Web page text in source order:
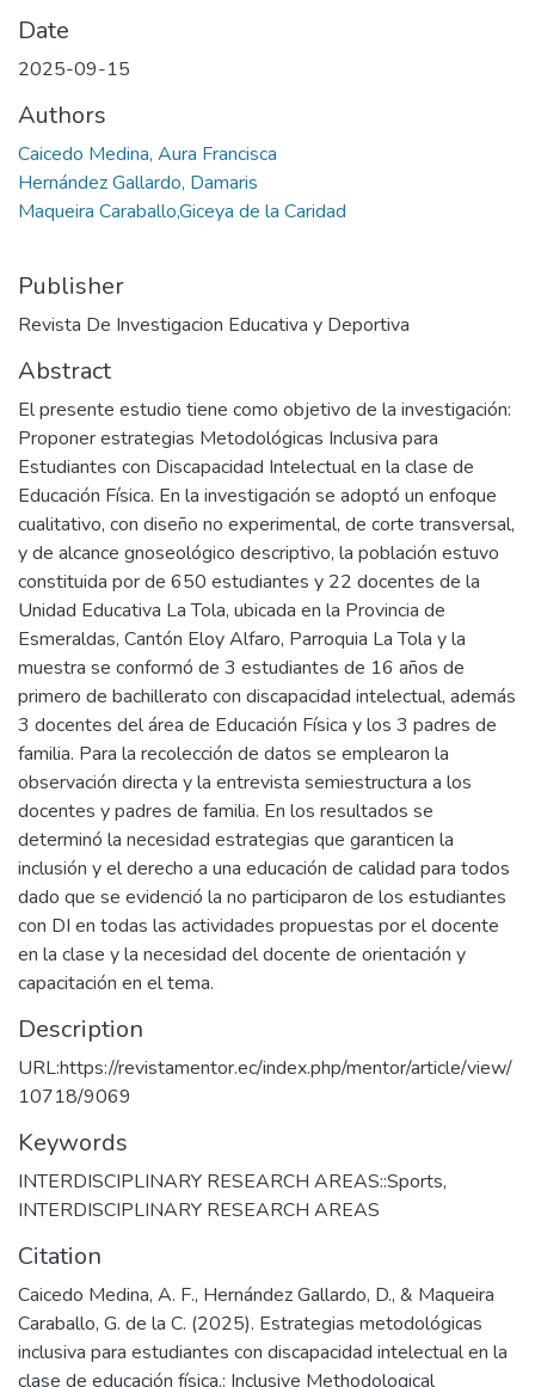
Date
2025-09-15
Authors
Caicedo Medina, Aura Francisca
Hernández Gallardo, Damaris
Maqueira Caraballo,Giceya de la Caridad
Publisher
Revista De Investigacion Educativa y Deportiva
Abstract
El presente estudio tiene como objetivo de la investigación:
Proponer estrategias Metodológicas Inclusiva para
Estudiantes con Discapacidad Intelectual en la clase de
Educación Física. En la investigación se adoptó un enfoque
cualitativo, con diseño no experimental, de corte transversal,
y de alcance gnoseológico descriptivo, la población estuvo
constituida por de 650 estudiantes y 22 docentes de la
Unidad Educativa La Tola, ubicada en la Provincia de
Esmeraldas, Cantón Eloy Alfaro, Parroquia La Tola y la
muestra se conformó de 3 estudiantes de 16 años de
primero de bachillerato con discapacidad intelectual, además
3 docentes del área de Educación Física y los 3 padres de
familia. Para la recolección de datos se emplearon la
observación directa y la entrevista semiestructura a los
docentes y padres de familia. En los resultados se
determinó la necesidad estrategias que garanticen la
inclusión y el derecho a una educación de calidad para todos
dado que se evidenció la no participaron de los estudiantes
con DI en todas las actividades propuestas por el docente
en la clase y la necesidad del docente de orientación y
capacitación en el tema.
Description
URL:https://revistamentor.ec/index.php/mentor/article/view/
10718/9069
Keywords
INTERDISCIPLINARY RESEARCH AREAS::Sports,
INTERDISCIPLINARY RESEARCH AREAS
Citation
Caicedo Medina, A. F., Hernández Gallardo, D., & Maqueira
Caraballo, G. de la C. (2025). Estrategias metodológicas
inclusiva para estudiantes con discapacidad intelectual en la
clase de educación física.: Inclusive Methodological